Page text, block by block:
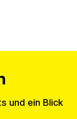
und ein Blick